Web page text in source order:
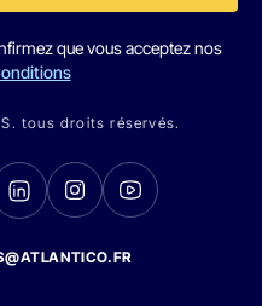
que vous acceptez nos
tous droits réservés.